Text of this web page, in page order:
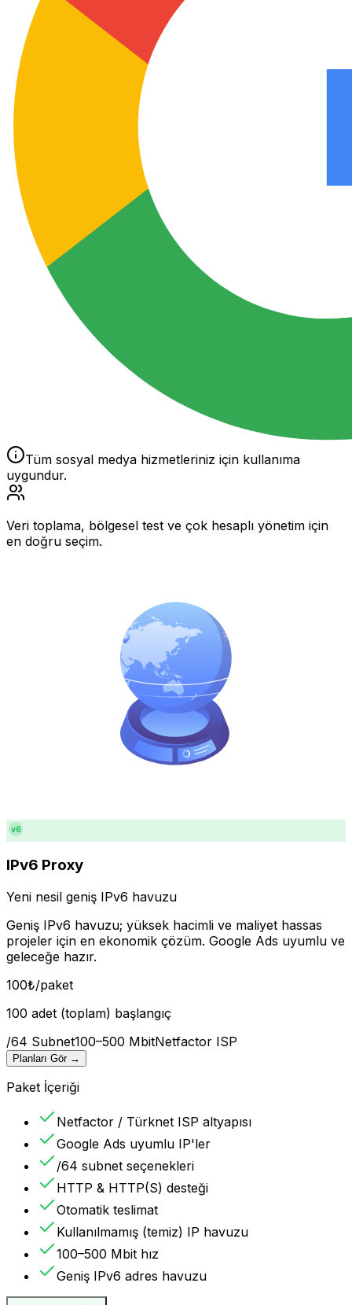
Tüm sosyal medya hizmetleriniz için kullanıma
uygundur.
Veri toplama, bölgesel test ve çok hesaplı yönetim için
en doğru seçim.
v6
IPv6 Proxy
Yeni nesil geniş IPv6 havuzu
Geniş IPv6 havuzu; yüksek hacimli ve maliyet hassas
projeler için en ekonomik çözüm. Google Ads uyumlu ve
geleceğe hazır.
100₺/paket
100 adet (toplam) başlangıç
/64 Subnet100–500 MbitNetfactor ISP
Planları Gör →
Paket İçeriği
Netfactor / Türknet ISP altyapısı
Google Ads uyumlu IP'ler
/64 subnet seçenekleri
HTTP & HTTP(S) desteği
Otomatik teslimat
Kullanılmamış (temiz) IP havuzu
100–500 Mbit hız
Geniş IPv6 adres havuzu